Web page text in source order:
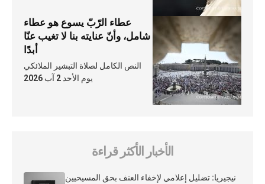
عطاء الرّبّ يسوع هو عطاء
شامل، وأنّ عنايته بنا لا تغيب عنّا
أبدًا
النص الكامل لصلاة التبشير الملائكي
يوم الأحد 2 آب 2026
الأخبار الأكثر قراءة
نيجيريا: تضليل إعلامي لإخفاء العنف بحق المسيحيين